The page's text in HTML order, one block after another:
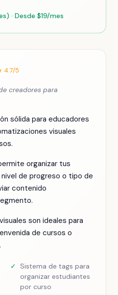
· Desde $19/mes
4.7/5
creadores para
sólida para educadores
visuales
organizar tus
de progreso o tipo de
contenido
son ideales para
de cursos o
✓
Sistema de tags para
organizar estudiantes
por curso